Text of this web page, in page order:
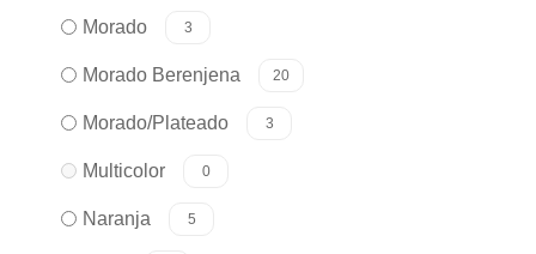
Morado 3
Morado Berenjena 20
Morado/Plateado 3
Multicolor 0
Naranja 5